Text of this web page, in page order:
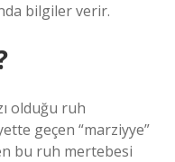
bilgiler verir.
olduğu ruh
geçen “marziyye”
bu ruh mertebesi